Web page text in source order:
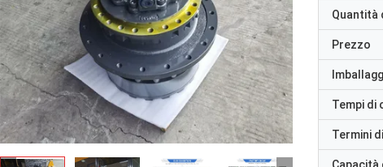
Quantità
Prezzo
Tempi di
Termini